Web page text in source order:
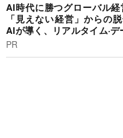
AI時代に勝つグローバル
「見えない経営」からの
AIが導く、リアルタイム·
PR